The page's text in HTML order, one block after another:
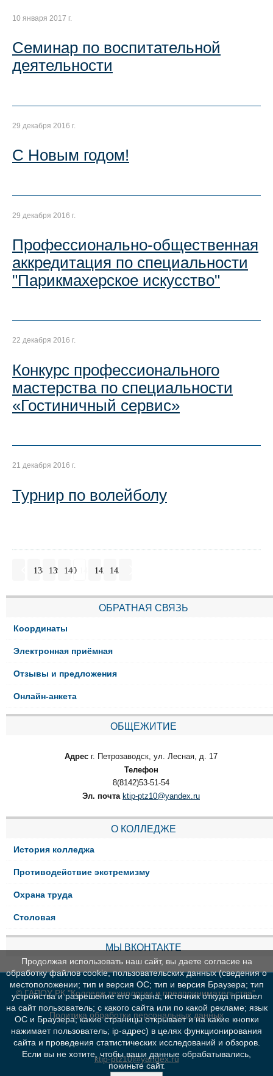
10 января 2017 г.
Семинар по воспитательной
деятельности
29 декабря 2016 г.
С Новым годом!
29 декабря 2016 г.
Профессионально-общественная
аккредитация по специальности
"Парикмахерское искусство"
22 декабря 2016 г.
Конкурс профессионального
мастерства по специальности
«Гостиничный сервис»
21 декабря 2016 г.
Турнир по волейболу
138 139 140 142 143
ОБРАТНАЯ СВЯЗЬ
Координаты
Электронная приёмная
Отзывы и предложения
Онлайн-анкета
ОБЩЕЖИТИЕ
Адрес г. Петрозаводск, ул. Лесная, д. 17
Телефон
8(8142)53-51-54
Эл. почта ktip-ptz10@yandex.ru
О КОЛЛЕДЖЕ
История колледжа
Противодействие экстремизму
Охрана труда
Столовая
МЫ ВКОНТАКТЕ
© ГАПОУ РК "Колледж технологии и предпринимательства"
Политика обработки персональных данных
ktip-ptz10@yandex.ru
Продолжая использовать наш сайт, вы даете согласие на
обработку файлов cookie, пользовательских данных (сведения о
местоположении; тип и версия ОС; тип и версия Браузера; тип
устройства и разрешение его экрана; источник откуда пришел
на сайт пользователь; с какого сайта или по какой рекламе; язык
ОС и Браузера; какие страницы открывает и на какие кнопки
нажимает пользователь; ip-адрес) в целях функционирования
сайта и проведения статистических исследований и обзоров.
Если вы не хотите, чтобы ваши данные обрабатывались,
покиньте сайт.